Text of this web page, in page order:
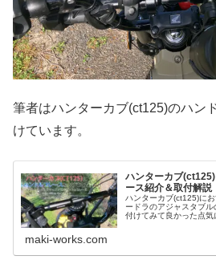
筆者はハンターカブ(ct125)のハン
けています。
ハンターカブ
ース紹介＆取付解説
ハンターカブ(ct125)に
ードラのアジャスタブ
付けてみて良かった点
maki-works.com